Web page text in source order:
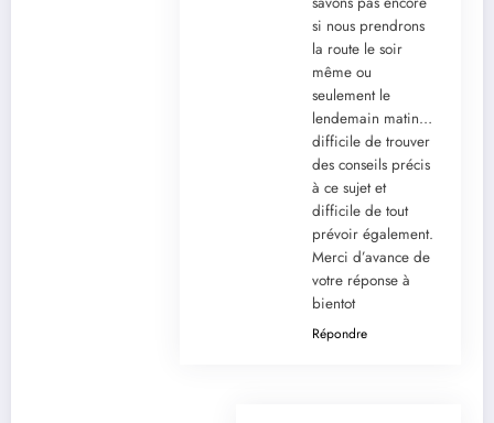
si nous prendrons
la route le soir
même ou
seulement le
lendemain matin…
difficile de trouver
des conseils précis
à ce sujet et
difficile de tout
prévoir également.
Merci d’avance de
votre réponse à
bientot
Répondre